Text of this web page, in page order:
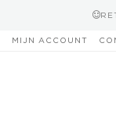
MIJN ACCOUNT